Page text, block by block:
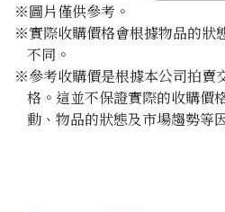
Louis Vuitton Capucines Mini
參考回收價
※圖片僅供參考。
※實際收購價格會根據物品的狀
不同。
※參考收購價是根據本公司拍賣
格。這並不保證實際的收購價
動、物品的狀態及市場趨勢等